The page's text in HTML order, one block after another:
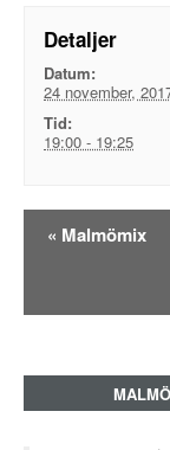
Detaljer
Datum:
24 november,
Tid:
19:00 - 19:25
« Malmömix